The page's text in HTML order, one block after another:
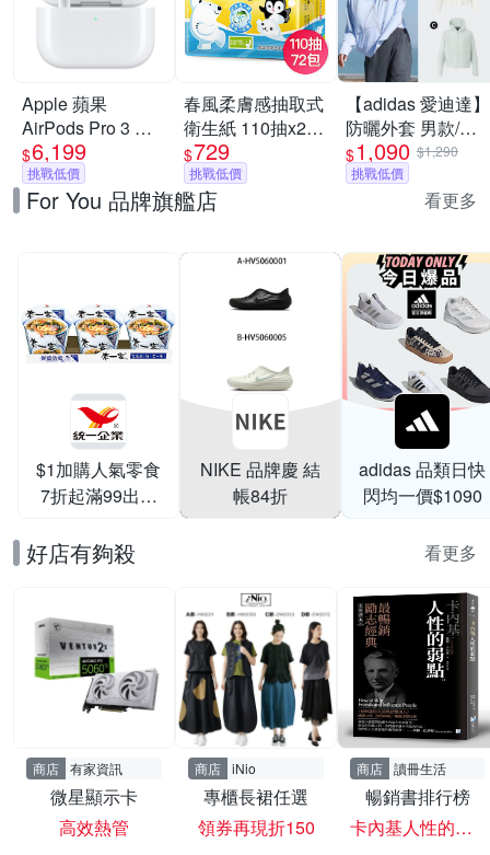
Apple 蘋果
AirPods Pro 3 主
動式降噪 藍芽耳機
原廠保固 公司貨
USB-C MagSafe
$6,199
挑戰低價
春風柔膚感抽取式
衛生紙 110抽x24
包x3串/箱
$729
挑戰低價
【adidas 愛迪達】
防曬外套 男款/女
款 (多款任選)
$1,090 $1,290
挑戰低價
For You 品牌旗艦店 看更多
$1加購人氣零食
7折起滿99出貨
NIKE 品牌慶 結
帳84折
adidas 品類日快
閃均一價$1090
好店有夠殺 看更多
商店 有家資訊
微星顯示卡
高效熱管
商店 iNio
專櫃長裙任選
領券再現折150
商店 讀冊生活
暢銷書排行榜
卡內基人性的弱點